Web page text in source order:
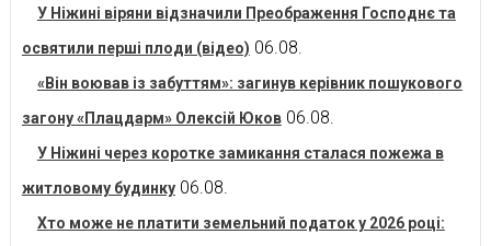
У Ніжині віряни відзначили Преображення Господнє та
освятили перші плоди (відео) 06.08.
«Він воював із забуттям»: загинув керівник пошукового
загону «Плацдарм» Олексій Юков 06.08.
У Ніжині через коротке замикання сталася пожежа в
житловому будинку 06.08.
Хто може не платити земельний податок у 2026 році: